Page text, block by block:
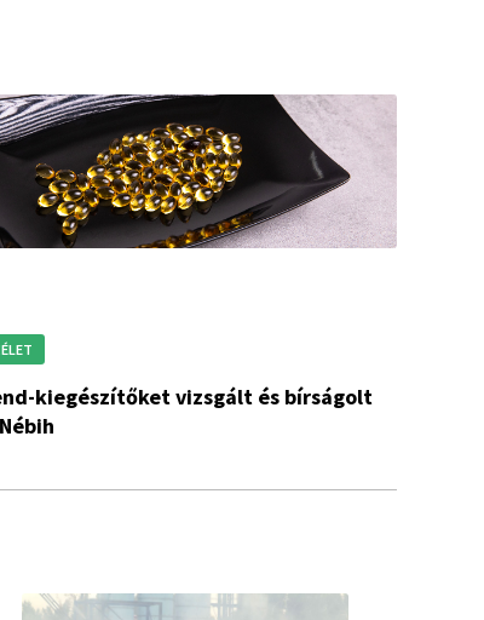
kiegészítőket vizsgált és bírságolt